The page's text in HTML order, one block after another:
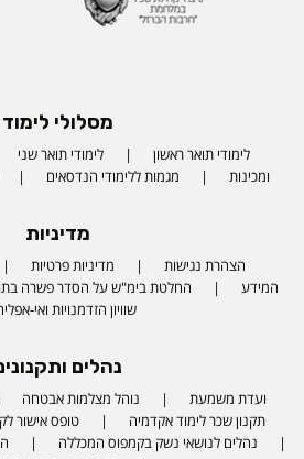
מסלולי לימוד
לימודי תואר ראשון לימודי תואר שני
ומכינות
מגמות ללימודי הנדסאים
מדיניות
הצהרת נגישות מדיניות פרטיות
המידע
החלטת בימ"ש על הסדר פשרה
שוויון הזדמנויות ואי-
נהלים
ועדת משמעת נוהל מצלמות אבטחה
תקנון שכר לימוד אקדמיה
טופס אישור
נהלים לנושאי נשק בקמפוס המכללה